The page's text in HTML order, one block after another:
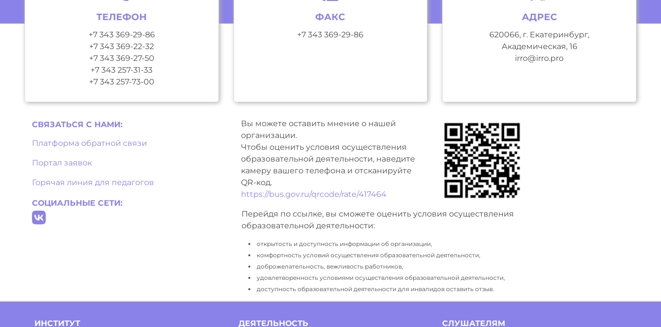
ТЕЛЕФОН
+7 343 369-29-86
+7 343 369-22-32
+7 343 369-27-50
+7 343 257-31-33
+7 343 257-73-00
ФАКС
+7 343 369-29-86
АДРЕС
620066, г. Екатеринбург,
Академическая, 16
irro@irro.pro
СВЯЗАТЬСЯ С НAМИ:
Платформа обратной связи
Портал заявок
Горячая линия для педагогов
СОЦИАЛЬНЫЕ СЕТИ:
Вы можете оставить мнение о нашей
организации.
Чтобы оценить условия осуществления
образовательной деятельности, наведите
камеру вашего телефона и отсканируйте
QR-код.
https://bus.gov.ru/qrcode/rate/417464
Перейдя по ссылке, вы сможете оценить условия осуществления
образовательной деятельности:
открытость и доступность информации об организации,
комфортность условий осуществления образовательной деятельности,
доброжелательность, вежливость работников,
удовлетворенность условиями осуществления образовательной деятельности,
доступность образовательной деятельности для инвалидов оставить отзыв.
ИНСТИТУТ ДЕЯТЕЛЬНОСТЬ СЛУШАТЕЛЯМ